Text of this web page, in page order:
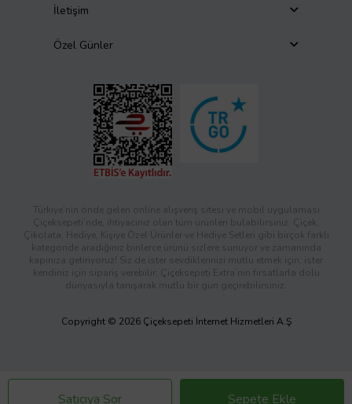
Satıcıya Sor Sepete Ekle
İletişim
Özel Günler
Türkiye’nin önde gelen online alışveriş sitesi ve mobil uygulaması
Çiçeksepeti’nde, ihtiyacınız olan tüm ürünleri bulabilirsiniz. Çiçek,
Çikolata, Hediye, Kişiye Özel Ürünler ve Hediye Setleri gibi birçok farklı
kategoride aradığınız binlerce ürünü sizlere sunuyor ve zamanında
kapınıza getiriyoruz! Siz de ister sevdiklerinizi mutlu etmek için, ister
kendiniz için sipariş verebilir; Çiçeksepeti Extra’nın fırsatlarla dolu
dünyasıyla tanışarak mutlu bir gün geçirebilirsiniz.
Copyright © 2026 Çiçeksepeti İnternet Hizmetleri A.Ş